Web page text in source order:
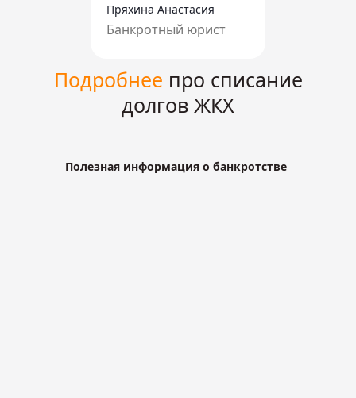
Пряхина Анастасия
Банкротный юрист
Полезная информация о банкротстве
Подробнее про списание
долгов ЖКХ